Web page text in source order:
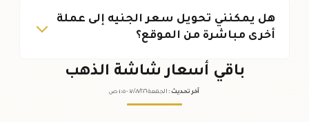
هل يمكنني تحويل سعر الجنيه إلى عملة
أخرى مباشرة من الموقع؟
باقي أسعار شاشة الذهب
آخر تحديث : الجمعة ٠٧ /٠٨/٢٠٢٦ - ٠١:٠٥ ص